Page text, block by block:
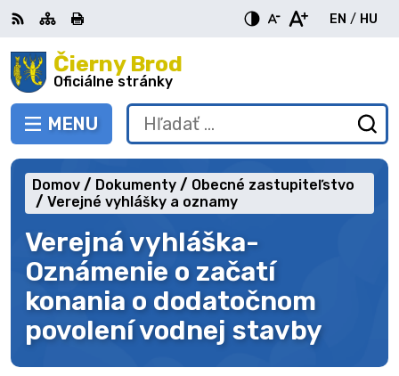
Preskočiť
na
obsah Čierny Brod
Oficiálne stránky
PREPNÚŤ
MENU
RSS MapaTlačiť
EN
English
/ HU
Hľadať:
Verejná vyhláška-
Oznámenie o začatí
konania o dodatočnom
povolení vodnej stavby
Domov Dokumenty
Obecné zastupiteľstvo
Verejné vyhlášky a oznamy